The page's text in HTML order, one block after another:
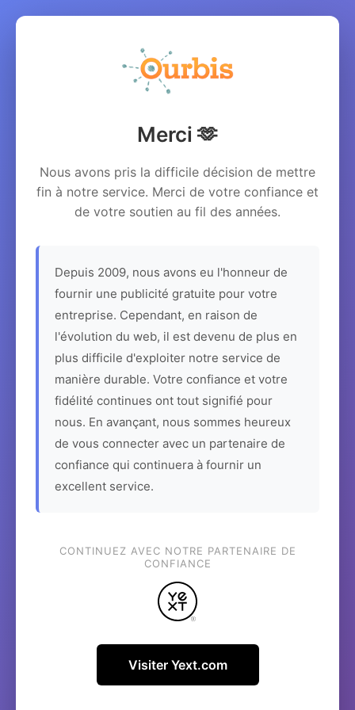
Merci 🫶
Nous avons pris la difficile décision de mettre
fin à notre service. Merci de votre confiance et
de votre soutien au fil des années.
Depuis 2009, nous avons eu l'honneur de
fournir une publicité gratuite pour votre
entreprise. Cependant, en raison de
l'évolution du web, il est devenu de plus en
plus difficile d'exploiter notre service de
manière durable. Votre confiance et votre
fidélité continues ont tout signifié pour
nous. En avançant, nous sommes heureux
de vous connecter avec un partenaire de
confiance qui continuera à fournir un
excellent service.
CONTINUEZ AVEC NOTRE PARTENAIRE DE
CONFIANCE
Visiter Yext.com